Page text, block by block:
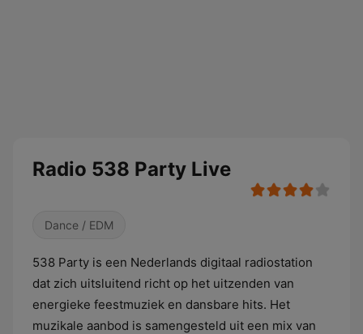
Radio 538 Party Live
Dance / EDM
538 Party is een Nederlands digitaal radiostation
dat zich uitsluitend richt op het uitzenden van
energieke feestmuziek en dansbare hits. Het
muzikale aanbod is samengesteld uit een mix van